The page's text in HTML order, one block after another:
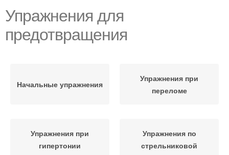
Упражнения для
предотвращения
Начальные упражнения
Упражнения при
переломе
Упражнения при
гипертонии
Упражнения по
стрельниковой